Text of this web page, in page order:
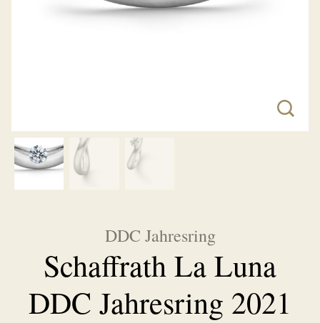
DDC Jahresring
Schaffrath La Luna
DDC Jahresring 2021